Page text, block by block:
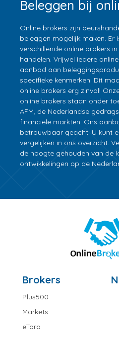
Beleggen bij
Online brokers zijn
beleggen mogelijk maken.
verschillende online brokers
handelen. Vrijwel iedere
aanbod aan
specifieke kenmerken. Dit
online brokers erg zinvol!
online brokers staan onder
AFM, de Nederlandse
financiële markten. Ons
betrouwbaar geacht! U kunt
vergelijken in ons overzicht.
de hoogte gehouden van de
ontwikkelingen op de
Brokers
Plus500
Markets
eToro